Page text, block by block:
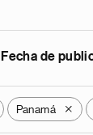
Fecha de
Panamá X